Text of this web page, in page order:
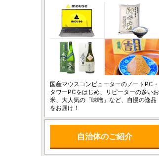
国産マウスコンピューターのノートPC・
タワーPCをはじめ、リピーターの多いお
米、大人気の「味噌」など、自慢の逸品
をお届け！
自治体のご紹介